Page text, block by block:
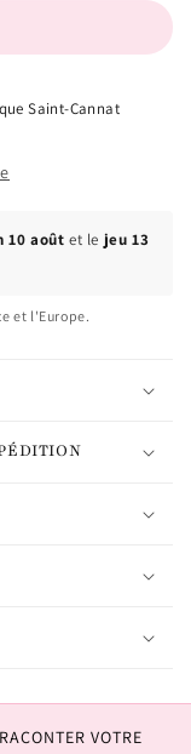
Saint-Cannat
10 août et le jeu 13
et l'Europe.
VOTRE